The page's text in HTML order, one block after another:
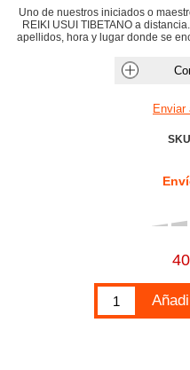
Uno de nuestros iniciados o
REIKI USUI TIBETANO a
apellidos, hora y lugar donde se